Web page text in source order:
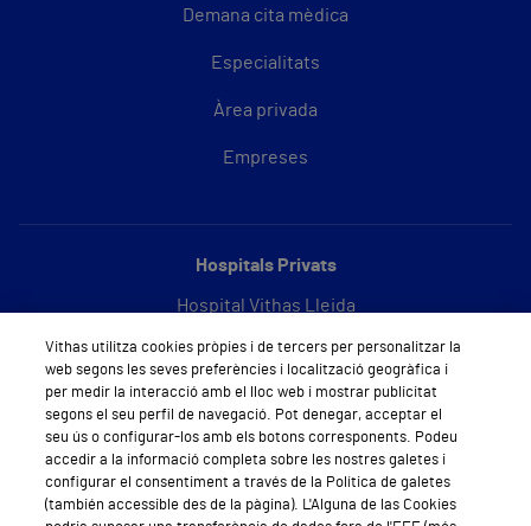
Demana cita mèdica
Especialitats
Àrea privada
Empreses
Hospitals Privats
Hospital Vithas Lleida
Hospital Vithas Barcelona
Sobre Vithas
Qui som
Vithas utilitza cookies pròpies i de tercers per personalitzar la
web segons les seves preferències i localització geogràfica i
per medir la interacció amb el lloc web i mostrar publicitat
segons el seu perfil de navegació. Pot denegar, acceptar el
seu ús o configurar-los amb els botons corresponents. Podeu
accedir a la informació completa sobre les nostres galetes i
configurar el consentiment a través de la Política de galetes
(también accessible des de la pàgina). L'Alguna de las Cookies